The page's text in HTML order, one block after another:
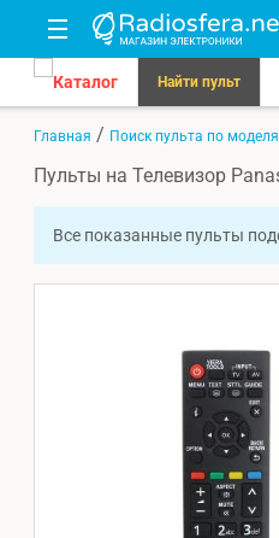
Каталог Найти пульт
Главная / Поиск пульта по
Пульты на Телевизор
Все показанные пульты